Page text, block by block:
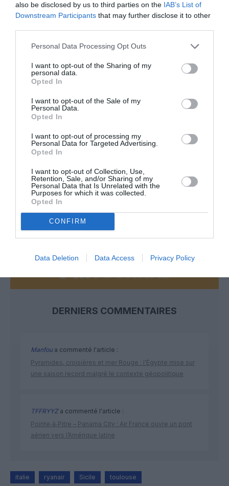
also be disclosed by us to third parties on the IAB’s List of
Downstream Participants that may further disclose it to other
Personal Data Processing Opt Outs
I want to opt-out of the Sharing of my
personal data.
Opted In
I want to opt-out of the Sale of my
Personal Data.
Opted In
I want to opt-out of processing my
Personal Data for Targeted Advertising.
Opted In
I want to opt-out of Collection, Use,
Retention, Sale, and/or Sharing of my
Personal Data that Is Unrelated with the
Purposes for which it was collected.
Opted In
CONFIRM
Data Deletion Data Access Privacy Policy
Non mais alors,a commenté :
13 mai 2022 - 18 h 16 min
Mais c’est un crime de lèse majesté !! Comment ces manants
osent ils défier leur suzerain!
RÉPONDRE
FAIRE UN DON
Soutenez Air Journal participez
à son
développement !
DERNIERS COMMENTAIRES
Manfoua commenté l'article :
Pyramides, croisières et mer Rouge : l’Égypte mise sur
une saison record malgré le contexte géopolitique
TFFRYYZa commenté l'article :
Pointe‑à‑Pitre – Panama City : Air France ouvre un pont
aérien vers l’Amérique latine
italie ryanair Sicile toulouse